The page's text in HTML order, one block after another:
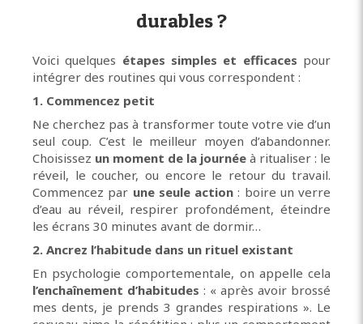
durables ?
Voici quelques étapes simples et efficaces pour
intégrer des routines qui vous correspondent :
1. Commencez petit
Ne cherchez pas à transformer toute votre vie d’un
seul coup. C’est le meilleur moyen d’abandonner.
Choisissez un moment de la journée à ritualiser : le
réveil, le coucher, ou encore le retour du travail.
Commencez par une seule action : boire un verre
d’eau au réveil, respirer profondément, éteindre
les écrans 30 minutes avant de dormir…
2. Ancrez l’habitude dans un rituel existant
En psychologie comportementale, on appelle cela
l’enchaînement d’habitudes : « après avoir brossé
mes dents, je prends 3 grandes respirations ». Le